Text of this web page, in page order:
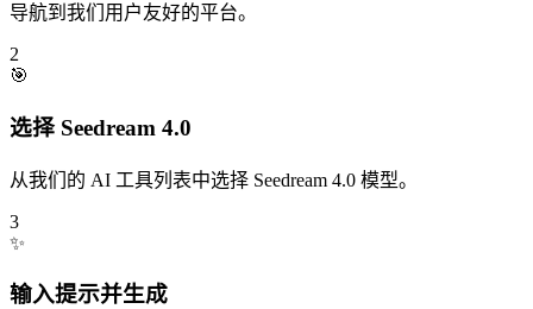
导航到我们用户友好的平台。
2
🎯
选择 Seedream 4.0
从我们的 AI 工具列表中选择 Seedream 4.0 模型。
3
✨
输入提示并生成